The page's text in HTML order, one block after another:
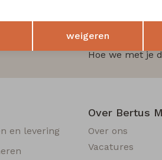
de hoogte van
Hoe we met je
en levering
Over Bertus
Over ons
Vacatures
weigeren